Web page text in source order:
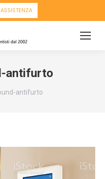
antifurto
antifurto